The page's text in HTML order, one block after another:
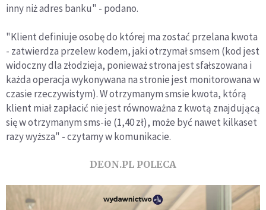
inny niż adres banku" - podano.
"Klient definiuje osobę do której ma zostać przelana kwota
- zatwierdza przelew kodem, jaki otrzymał smsem (kod jest
widoczny dla złodzieja, ponieważ strona jest sfałszowana i
każda operacja wykonywana na stronie jest monitorowana w
czasie rzeczywistym). W otrzymanym smsie kwota, którą
klient miał zapłacić nie jest równoważna z kwotą znajdującą
się w otrzymanym sms-ie (1,40 zł), może być nawet kilkaset
razy wyższa" - czytamy w komunikacie.
DEON.PL POLECA